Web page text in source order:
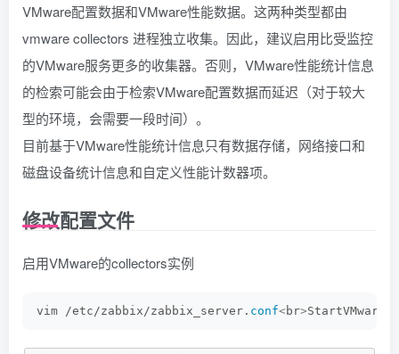
VMware配置数据和VMware性能数据。这两种类型都由
vmware collectors 进程独立收集。因此，建议启用比受监控
的VMware服务更多的收集器。否则，VMware性能统计信息
的检索可能会由于检索VMware配置数据而延迟（对于较大
型的环境，会需要一段时间）。
目前基于VMware性能统计信息只有数据存储，网络接口和
磁盘设备统计信息和自定义性能计数器项。
修改配置文件
启用VMware的collectors实例
vim /etc/zabbix/zabbix_server. conf<br>